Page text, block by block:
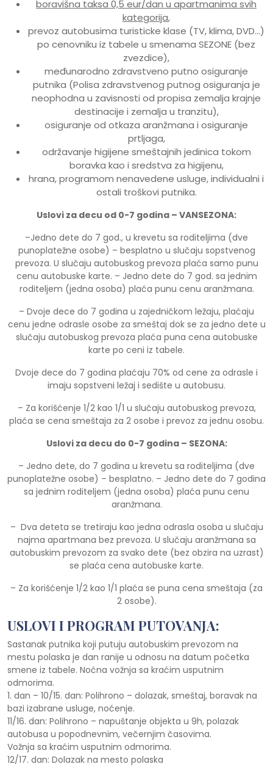
boravišna taksa 0,5 eur/dan u apartmanima svih
kategorija,
prevoz autobusima turisticke klase (TV, klima, DVD…)
po cenovniku iz tabele u smenama SEZONE (bez
zvezdice),
međunarodno zdravstveno putno osiguranje
putnika (Polisa zdravstvenog putnog osiguranja je
neophodna u zavisnosti od propisa zemalja krajnje
destinacije i zemalja u tranzitu),
osiguranje od otkaza aranžmana i osiguranje
prtljaga,
održavanje higijene smeštajnih jedinica tokom
boravka kao i sredstva za higijenu,
hrana, programom nenavedene usluge, individualni i
ostali troškovi putnika.
Uslovi za decu od 0-7 godina – VANSEZONA:
–Jedno dete do 7 god., u krevetu sa roditeljima (dve
punoplatežne osobe) – besplatno u slučaju sopstvenog
prevoza. U slučaju autobuskog prevoza plaća samo punu
cenu autobuske karte. – Jedno dete do 7 god. sa jednim
roditeljem (jedna osoba) plaća punu cenu aranžmana.
– Dvoje dece do 7 godina u zajedničkom ležaju, plaćaju
cenu jedne odrasle osobe za smeštaj dok se za jedno dete u
slučaju autobuskog prevoza plaća puna cena autobuske
karte po ceni iz tabele.
Dvoje dece do 7 godina plaćaju 70% od cene za odrasle i
imaju sopstveni ležaj i sedište u autobusu.
– Za korišćenje 1/2 kao 1/1 u slučaju autobuskog prevoza,
plaća se cena smeštaja za 2 osobe i prevoz za jednu osobu.
Uslovi za decu do 0-7 godina – SEZONA:
– Jedno dete, do 7 godina u krevetu sa roditeljima (dve
punoplatežne osobe) – besplatno. – Jedno dete do 7 godina
sa jednim roditeljem (jedna osoba) plaća punu cenu
aranžmana.
– Dva deteta se tretiraju kao jedna odrasla osoba u slučaju
najma apartmana bez prevoza. U slučaju aranžmana sa
autobuskim prevozom za svako dete (bez obzira na uzrast)
se plaća cena autobuske karte.
– Za korišćenje 1/2 kao 1/1 plaća se puna cena smeštaja (za
2 osobe).
USLOVI I PROGRAM PUTOVANJA:
Sastanak putnika koji putuju autobuskim prevozom na
mestu polaska je dan ranije u odnosu na datum početka
smene iz tabele. Noćna vožnja sa kraćim usputnim
odmorima.
1. dan – 10/15. dan: Polihrono – dolazak, smeštaj, boravak na
bazi izabrane usluge, noćenje.
11/16. dan: Polihrono – napuštanje objekta u 9h, polazak
autobusa u popodnevnim, večernjim časovima.
Vožnja sa kraćim usputnim odmorima.
12/17. dan: Dolazak na mesto polaska